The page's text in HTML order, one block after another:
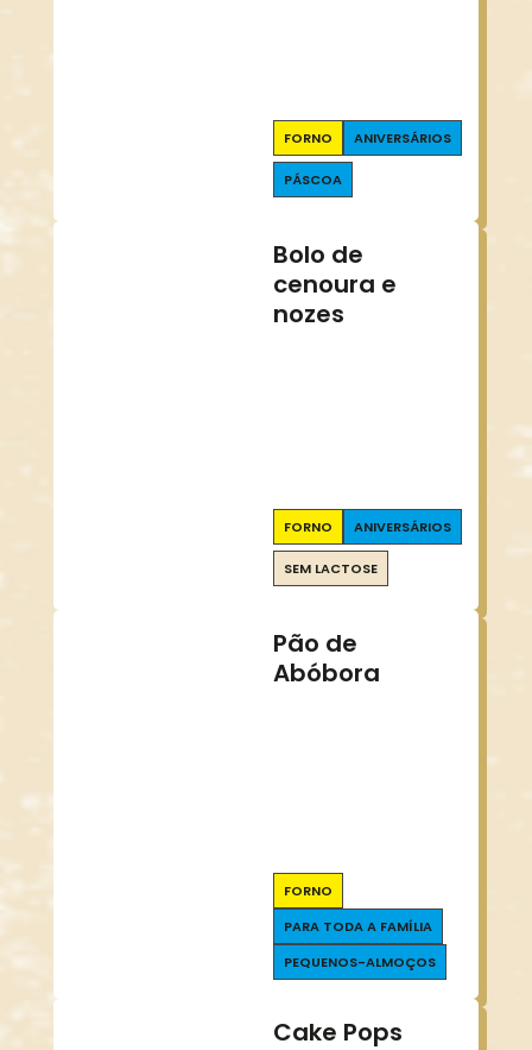
FORNO ANIVERSÁRIOS
PÁSCOA
Bolo de
cenoura e
nozes
FORNO ANIVERSÁRIOS
SEM LACTOSE
Pão de
Abóbora
FORNO
PARA TODA A FAMÍLIA
PEQUENOS-ALMOÇOS
Cake Pops